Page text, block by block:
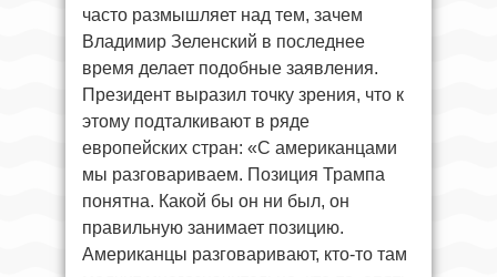
часто размышляет над тем, зачем
Владимир Зеленский в последнее
время делает подобные заявления.
Президент выразил точку зрения, что к
этому подталкивают в ряде
европейских стран: «С американцами
мы разговариваем. Позиция Трампа
понятна. Какой бы он ни был, он
правильную занимает позицию.
Американцы разговаривают, кто-то там